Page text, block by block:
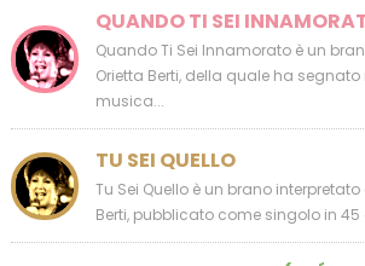
QUANDO TI SEI
Quando Ti Sei Innamorato è un
Orietta Berti, della quale ha
musica...
TU SEI QUELLO
Tu Sei Quello è un brano
Berti, pubblicato come singolo in 45